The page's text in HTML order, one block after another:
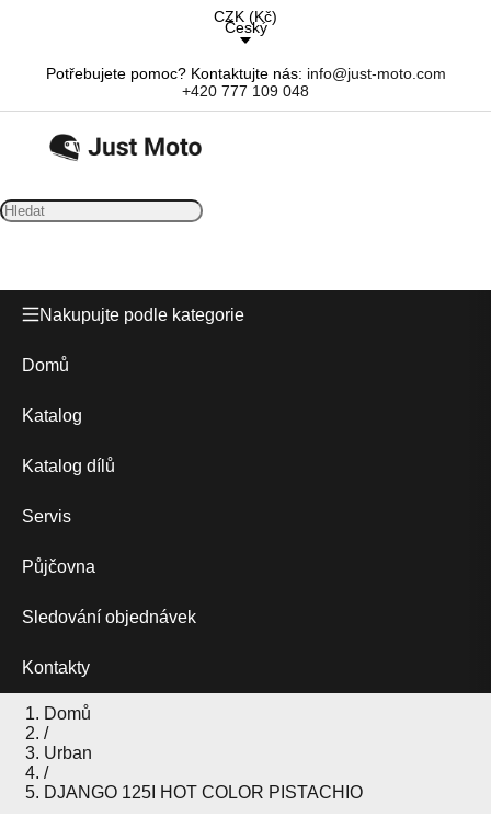
CZK (Kč)
Český
Potřebujete pomoc? Kontaktujte nás: info@just-moto.com
+420 777 109 048
Nakupujte podle kategorie
Domů
Katalog
Katalog dílů
Servis
Půjčovna
Sledování objednávek
Kontakty
Domů
/
Urban
/
DJANGO 125I HOT COLOR PISTACHIO